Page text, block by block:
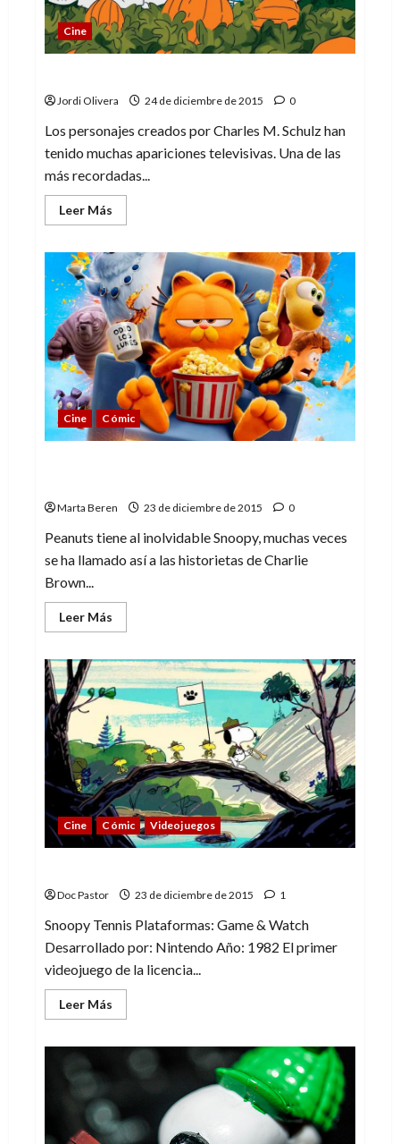
Cine
Jordi Olivera 24 de diciembre de 2015 0
Los personajes creados por Charles M. Schulz han
tenido muchas apariciones televisivas. Una de las
más recordadas...
Leer Más
más
La
llegada
de
la
Gran
Calabaza
Cine Cómic
Marta Beren 23 de diciembre de 2015 0
Peanuts tiene al inolvidable Snoopy, muchas veces
se ha llamado así a las historietas de Charlie
Brown...
Leer Más
más
Otros
perros
(o
no)
de
viñeta
más
allá
de
Snoopy
Cine Cómic Videojuegos
Doc Pastor 23 de diciembre de 2015 1
Snoopy Tennis Plataformas: Game & Watch
Desarrollado por: Nintendo Año: 1982 El primer
videojuego de la licencia...
Leer Más
más
Snoopy